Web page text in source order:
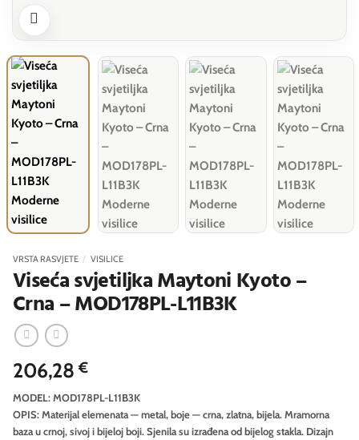
VRSTA RASVJETE / VISILICE
Viseća svjetiljka Maytoni Kyoto –
Crna – MOD178PL-L11B3K
206,28€
MODEL: MOD178PL-L11B3K
OPIS: Materijal elemenata — metal, boje — crna, zlatna, bijela. Mramorna
baza u crnoj, sivoj i bijeloj boji. Sjenila su izrađena od bijelog stakla. Dizajn